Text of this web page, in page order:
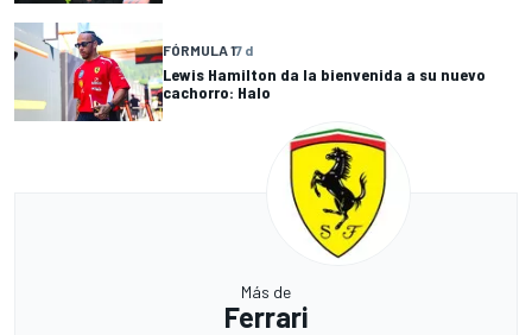
FÓRMULA 17 d
Lewis Hamilton da la bienvenida a su nuevo
cachorro: Halo
Más de
Ferrari